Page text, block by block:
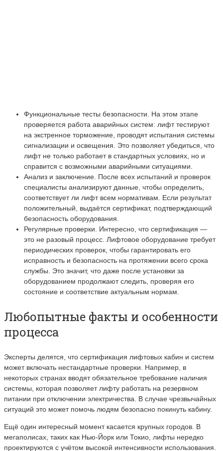
Функциональные тесты безопасности. На этом этапе
проверяется работа аварийных систем: лифт тестируют
на экстренное торможение, проводят испытания системы
сигнализации и освещения. Это позволяет убедиться, что
лифт не только работает в стандартных условиях, но и
справится с возможными аварийными ситуациями.
Анализ и заключение. После всех испытаний и проверок
специалисты анализируют данные, чтобы определить,
соответствует ли лифт всем нормативам. Если результат
положительный, выдаётся сертификат, подтверждающий
безопасность оборудования.
Регулярные проверки. Интересно, что сертификация —
это не разовый процесс. Лифтовое оборудование требует
периодических проверок, чтобы гарантировать его
исправность и безопасность на протяжении всего срока
службы. Это значит, что даже после установки за
оборудованием продолжают следить, проверяя его
состояние и соответствие актуальным нормам.
Любопытные факты и особенности
процесса
Эксперты делятся, что сертификация лифтовых кабин и систем
может включать нестандартные проверки. Например, в
некоторых странах вводят обязательное требование наличия
системы, которая позволяет лифту работать на резервном
питании при отключении электричества. В случае чрезвычайных
ситуаций это может помочь людям безопасно покинуть кабину.
Ещё один интересный момент касается крупных городов. В
мегаполисах, таких как Нью-Йорк или Токио, лифты нередко
проектируются с учётом высокой интенсивности использования.